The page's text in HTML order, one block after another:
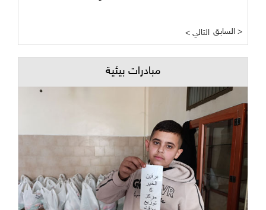
< التالي السابق >
مبادرات بيئية